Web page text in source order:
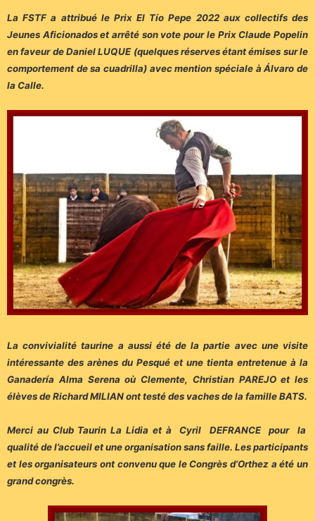
La FSTF a attribué le Prix El Tío Pepe 2022 aux collectifs des
Jeunes Aficionados et arrêté son vote pour le Prix Claude Popelin
en faveur de Daniel LUQUE (quelques réserves étant émises sur le
comportement de sa cuadrilla) avec mention spéciale à Álvaro de
la Calle.
La convivialité taurine a aussi été de la partie avec une visite
intéressante des arènes du Pesqué et une tienta entretenue à la
Ganadería Alma Serena où Clemente, Christian PAREJO et les
élèves de Richard MILIAN ont testé des vaches de la famille BATS.
Merci au Club Taurin La Lidia et à Cyril DEFRANCE pour la
qualité de l’accueil et une organisation sans faille. Les participants
et les organisateurs ont convenu que le Congrès d’Orthez a été un
grand congrès.